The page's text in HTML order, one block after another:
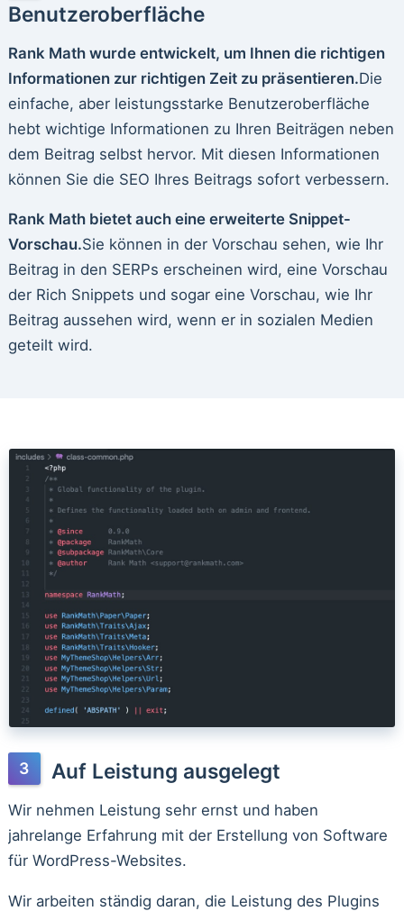
Benutzeroberfläche
Rank Math wurde entwickelt, um Ihnen die richtigen
Informationen zur richtigen Zeit zu präsentieren.Die
einfache, aber leistungsstarke Benutzeroberfläche
hebt wichtige Informationen zu Ihren Beiträgen neben
dem Beitrag selbst hervor. Mit diesen Informationen
können Sie die SEO Ihres Beitrags sofort verbessern.
Rank Math bietet auch eine erweiterte Snippet-
Vorschau.Sie können in der Vorschau sehen, wie Ihr
Beitrag in den SERPs erscheinen wird, eine Vorschau
der Rich Snippets und sogar eine Vorschau, wie Ihr
Beitrag aussehen wird, wenn er in sozialen Medien
geteilt wird.
Auf Leistung ausgelegt
Wir nehmen Leistung sehr ernst und haben
jahrelange Erfahrung mit der Erstellung von Software
für WordPress-Websites.
Wir arbeiten ständig daran, die Leistung des Plugins